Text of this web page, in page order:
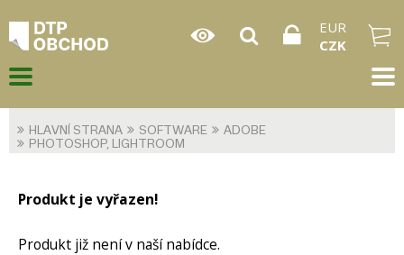
EUR
CZK
HLAVNÍ STRANA SOFTWARE
ADOBE
PHOTOSHOP, LIGHTROOM
Produkt je vyřazen!
Produkt již není v naší nabídce.